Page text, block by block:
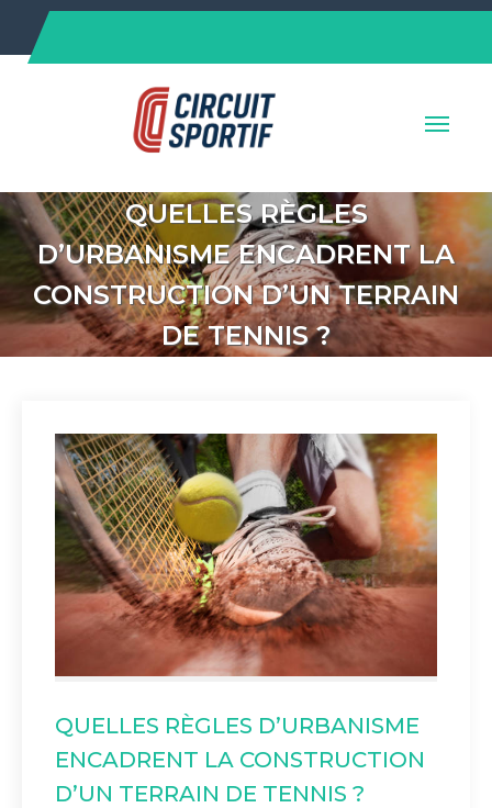
content
QUELLES RÈGLES
D’URBANISME ENCADRENT LA
CONSTRUCTION D’UN TERRAIN
DE TENNIS ?
QUELLES RÈGLES D’URBANISME
ENCADRENT LA CONSTRUCTION
D’UN TERRAIN DE TENNIS ?